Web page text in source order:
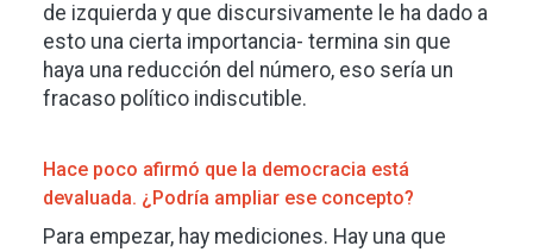
de izquierda y que discursivamente le ha dado a
esto una cierta importancia- termina sin que
haya una reducción del número, eso sería un
fracaso político indiscutible.
Hace poco afirmó que la democracia está
devaluada. ¿Podría ampliar ese concepto?
Para empezar, hay mediciones. Hay una que